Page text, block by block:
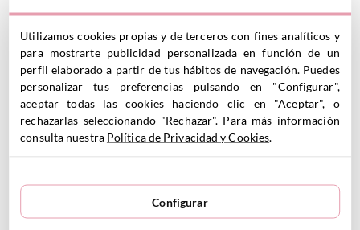
Verde Oscuro 140ml
VER PRODUCTO
Verde Oscuro 240ml
VER PRODUCTO
Utilizamos cookies propias y de terceros con fines analíticos y
para mostrarte publicidad personalizada en función de un
perfil elaborado a partir de tus hábitos de navegación. Puedes
personalizar tus preferencias pulsando en "Configurar",
aceptar todas las cookies haciendo clic en "Aceptar", o
rechazarlas seleccionando "Rechazar". Para más información
consulta nuestra Política de Privacidad y Cookies.
Configurar